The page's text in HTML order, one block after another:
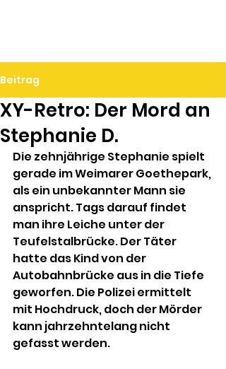
Beitrag
XY-Retro: Der Mord an
Stephanie D.
Die zehnjährige Stephanie spielt
gerade im Weimarer Goethepark,
als ein unbekannter Mann sie
anspricht. Tags darauf findet
man ihre Leiche unter der
Teufelstalbrücke. Der Täter
hatte das Kind von der
Autobahnbrücke aus in die Tiefe
geworfen. Die Polizei ermittelt
mit Hochdruck, doch der Mörder
kann jahrzehntelang nicht
gefasst werden.